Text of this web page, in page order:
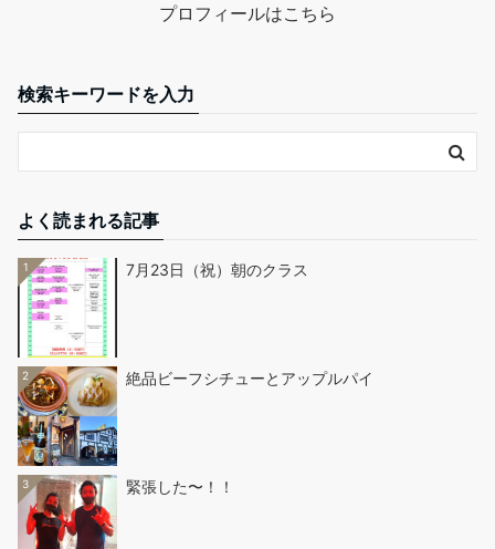
プロフィールはこちら
検索キーワードを入力
よく読まれる記事
1 7月23日（祝）朝のクラス
2 絶品ビーフシチューとアップルパイ
3 緊張した〜！！